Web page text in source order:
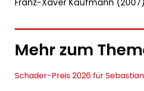
Mehr zum
Schader-Preis 2026 für